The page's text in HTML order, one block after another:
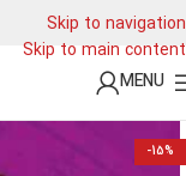
Skip to navigation
Skip to main content
MENU
-15%